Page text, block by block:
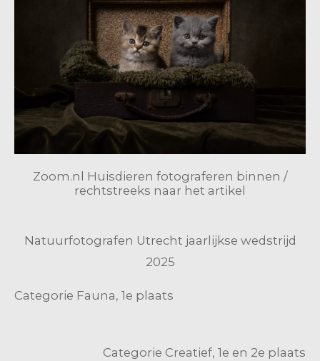
Zoom.nl Huisdieren fotograferen binnen /
rechtstreeks naar het artikel
Natuurfotografen Utrecht jaarlijkse wedstrijd
2025
Categorie Fauna, 1e plaats
Categorie Creatief, 1e en 2e plaats